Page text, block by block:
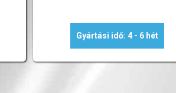
Gyártási idő: 4 - 6 hét